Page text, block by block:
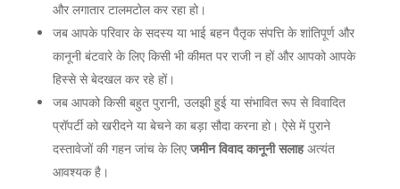
और लगातार टालमटोल कर रहा हो।
जब आपके परिवार के सदस्य या भाई बहन पैतृक संपत्ति के शांतिपूर्ण और
कानूनी बंटवारे के लिए किसी भी कीमत पर राजी न हों और आपको आपके
हिस्से से बेदखल कर रहे हों।
जब आपको किसी बहुत पुरानी, उलझी हुई या संभावित रूप से विवादित
प्रॉपर्टी को खरीदने या बेचने का बड़ा सौदा करना हो। ऐसे में पुराने
दस्तावेजों की गहन जांच के लिए जमीन विवाद कानूनी सलाहअत्यंत
आवश्यक है।